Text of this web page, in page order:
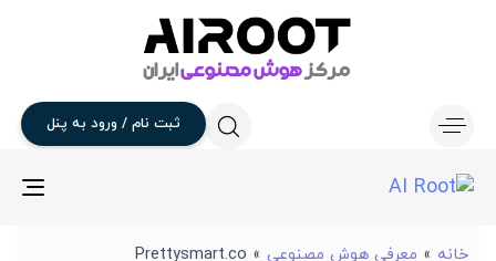
ثبت نام / ورود به پنل
خانه » معرفی هوش مصنوعی »
Prettysmart.co